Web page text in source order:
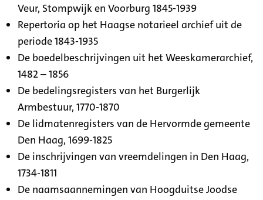
Veur, Stompwijk en Voorburg 1845-1939
Repertoria op het Haagse notarieel archief uit de
periode 1843-1935
De boedelbeschrijvingen uit het Weeskamerarchief,
1482 – 1856
De bedelingsregisters van het Burgerlijk
Armbestuur, 1770-1870
De lidmatenregisters van de Hervormde gemeente
Den Haag, 1699-1825
De inschrijvingen van vreemdelingen in Den Haag,
1734-1811
De naamsaannemingen van Hoogduitse Joodse